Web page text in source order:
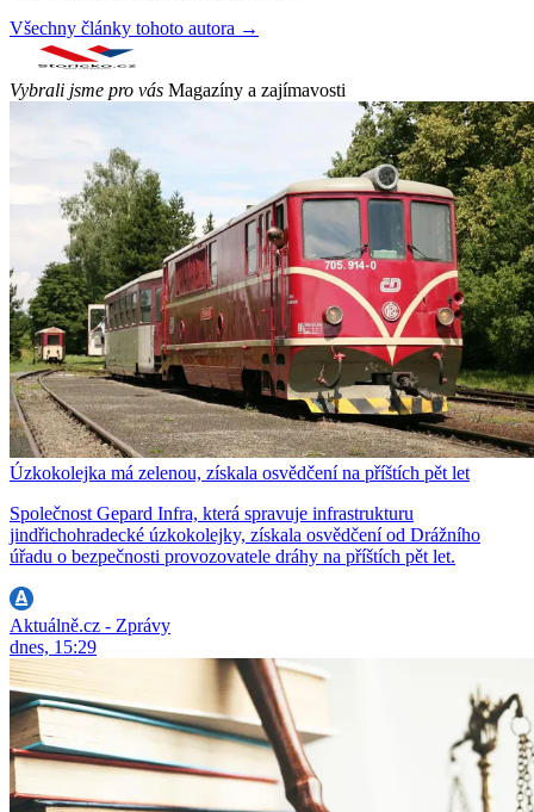
Všechny články tohoto autora →
Vybrali jsme pro vás Magazíny a zajímavosti
Úzkokolejka má zelenou, získala osvědčení na příštích pět let
Společnost Gepard Infra, která spravuje infrastrukturu
jindřichohradecké úzkokolejky, získala osvědčení od Drážního
úřadu o bezpečnosti provozovatele dráhy na příštích pět let.
Aktuálně.cz - Zprávy
dnes, 15:29